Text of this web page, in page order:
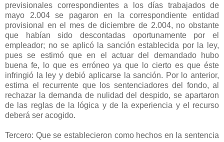
previsionales correspondientes a los días trabajados de
mayo 2.004 se pagaron en la correspondiente entidad
provisional en el mes de diciembre de 2.004, no obstante
que habían sido descontadas oportunamente por el
empleador; no se aplicó la sanción establecida por la ley,
pues se estimó que en el actuar del demandado hubo
buena fe, lo que es erróneo ya que lo cierto es que éste
infringió la ley y debió aplicarse la sanción. Por lo anterior,
estima el recurrente que los sentenciadores del fondo, al
rechazar la demanda de nulidad del despido, se apartaron
de las reglas de la lógica y de la experiencia y el recurso
deberá ser acogido.
Tercero: Que se establecieron como hechos en la sentencia